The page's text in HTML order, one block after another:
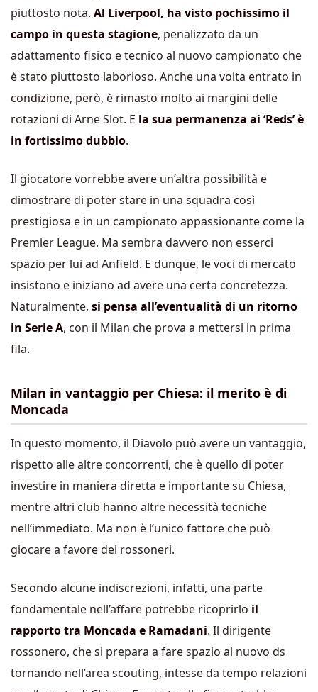
piuttosto nota. Al Liverpool, ha visto pochissimo il
campo in questa stagione, penalizzato da un
adattamento fisico e tecnico al nuovo campionato che
è stato piuttosto laborioso. Anche una volta entrato in
condizione, però, è rimasto molto ai margini delle
rotazioni di Arne Slot. E la sua permanenza ai ‘Reds’ è
in fortissimo dubbio.
Il giocatore vorrebbe avere un’altra possibilità e
dimostrare di poter stare in una squadra così
prestigiosa e in un campionato appassionante come la
Premier League. Ma sembra davvero non esserci
spazio per lui ad Anfield. E dunque, le voci di mercato
insistono e iniziano ad avere una certa concretezza.
Naturalmente, si pensa all’eventualità di un ritorno
in Serie A, con il Milan che prova a mettersi in prima
fila.
Milan in vantaggio per Chiesa: il merito è di
Moncada
In questo momento, il Diavolo può avere un vantaggio,
rispetto alle altre concorrenti, che è quello di poter
investire in maniera diretta e importante su Chiesa,
mentre altri club hanno altre necessità tecniche
nell’immediato. Ma non è l’unico fattore che può
giocare a favore dei rossoneri.
Secondo alcune indiscrezioni, infatti, una parte
fondamentale nell’affare potrebbe ricoprirlo il
rapporto tra Moncada e Ramadani. Il dirigente
rossonero, che si prepara a fare spazio al nuovo ds
tornando nell’area scouting, intesse da tempo relazioni